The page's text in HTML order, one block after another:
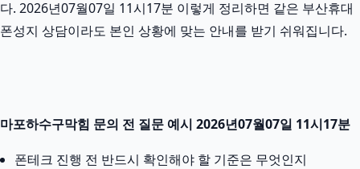
다. 2026년07월07일 11시17분 이렇게 정리하면 같은 부산휴대
폰성지 상담이라도 본인 상황에 맞는 안내를 받기 쉬워집니다.
마포하수구막힘 문의 전 질문 예시 2026년07월07일 11시17분
폰테크 진행 전 반드시 확인해야 할 기준은 무엇인지